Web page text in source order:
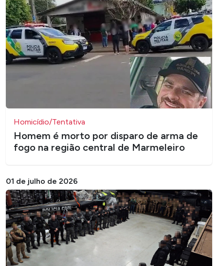
Homicídio/Tentativa
Homem é morto por disparo de arma de
fogo na região central de Marmeleiro
01 de julho de 2026